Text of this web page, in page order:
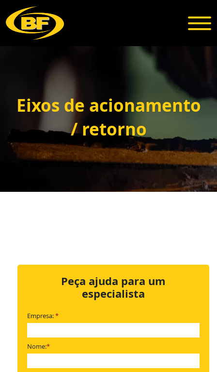
Eixos de acionamento
/ retorno
Peça ajuda para um
especialista
Empresa:*
Nome:*